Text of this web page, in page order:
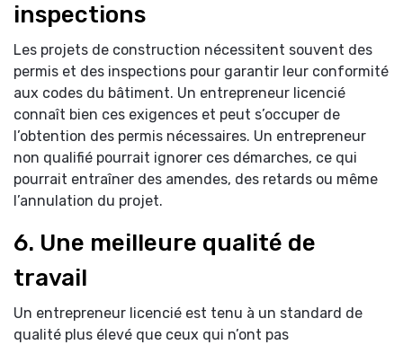
inspections
Les projets de construction nécessitent souvent des
permis et des inspections pour garantir leur conformité
aux codes du bâtiment. Un entrepreneur licencié
connaît bien ces exigences et peut s’occuper de
l’obtention des permis nécessaires. Un entrepreneur
non qualifié pourrait ignorer ces démarches, ce qui
pourrait entraîner des amendes, des retards ou même
l’annulation du projet.
6. Une meilleure qualité de
travail
Un entrepreneur licencié est tenu à un standard de
qualité plus élevé que ceux qui n’ont pas